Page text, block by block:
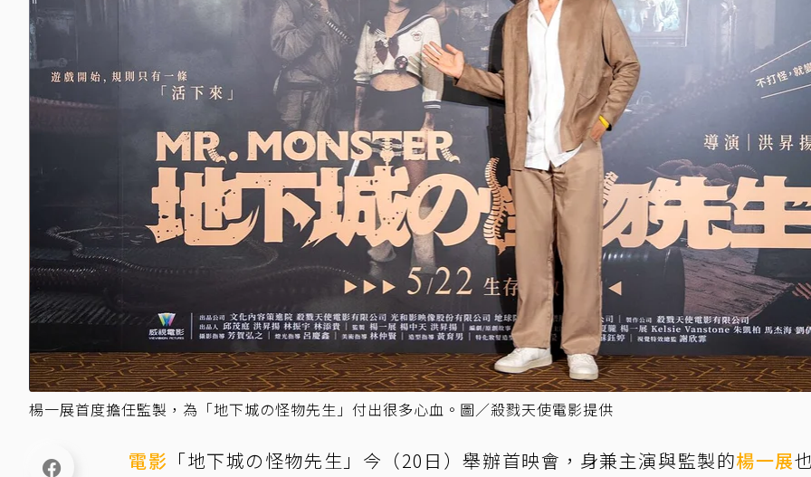
楊一展首度擔任監製，為「地下城の怪物先生」付出很多心血。圖／殺戮天使電影提供
電影 「地下城の怪物先生」今（20日）舉辦首映會，身兼主演與監製的楊一展